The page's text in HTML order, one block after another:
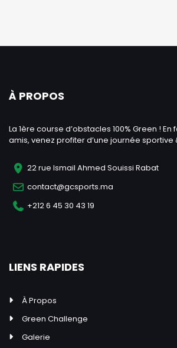
À PROPOS
La 1ère course d’obstacles 100% Green !
amis, venez profiter d’une journée sportive
22 rue Ismail Ahmed Souissi Rabat
contact@gcsports.ma
+212 6 45 30 43 19
LIENS RAPIDES
À Propos
Green Challenge
Galerie